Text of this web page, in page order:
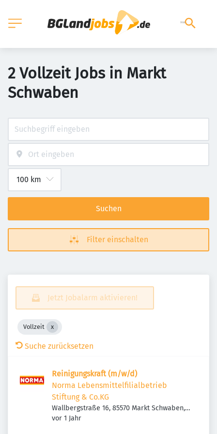
2 Vollzeit Jobs in Markt
Schwaben
Suchen
Filter einschalten
Jetzt Jobalarm aktivieren!
Vollzeit
Suche zurücksetzen
Reinigungskraft (m/w/d)
Norma Lebensmittelfilialbetrieb
Stiftung & Co.KG
Wallbergstraße 16, 85570 Markt Schwaben,
Deutschland
Veröffentlicht
vor 1 Jahr